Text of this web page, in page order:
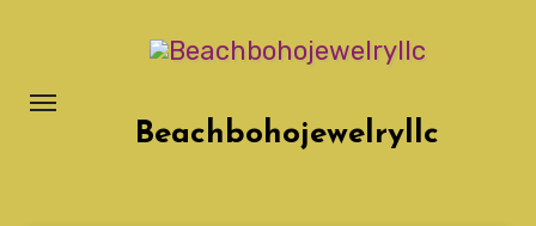
Beachbohojewelryllc